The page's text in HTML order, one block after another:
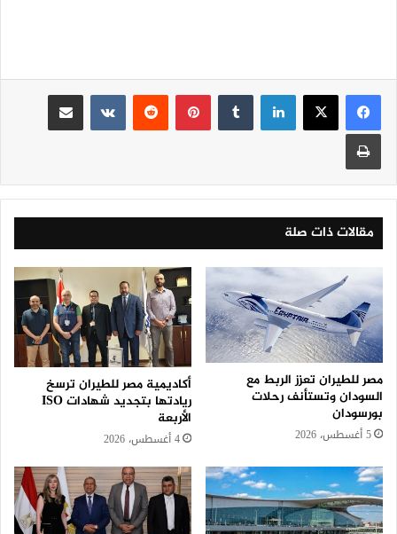
لينكدإن بينتيريست
مقالات ذات صلة
مصر للطيران تعزز الربط مع
السودان وتستأنف رحلات
بورسودان
5 أغسطس، 2026
أكاديمية مصر للطيران ترسخ
ريادتها بتجديد شهادات ISO
الأربعة
4 أغسطس، 2026